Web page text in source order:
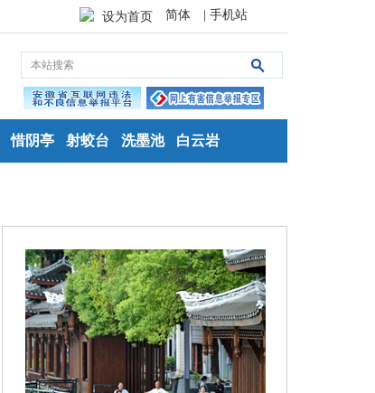
设为首页 简体 | 手机站
惜阴亭 射蛟台 洗墨池 白云岩